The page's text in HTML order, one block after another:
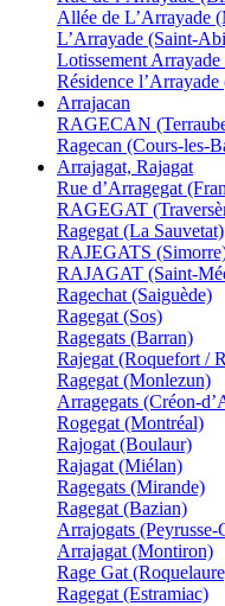
Allée de L’Arrayade
L’Arrayade (Saint-
Lotissement
Résidence l’Arrayade
Arrajacan
RAGECAN
Ragecan (Cours-les-
Arrajagat, Rajagat
Rue d’Arragegat
RAGEGAT
Ragegat (La Sauvetat)
RAJEGATS
RAJAGAT (Saint-
Ragechat (Saiguède)
Ragegat (Sos)
Ragegats (Barran)
Rajegat (Roquefort /
Ragegat (Monlezun)
Arragegats (Créon-
Rogegat (Montréal)
Rajogat (Boulaur)
Rajagat (Miélan)
Ragegats (Mirande)
Ragegat (Bazian)
Arrajogats (Peyrusse-
Arrajagat (Montiron)
Rage Gat
Ragegat (Estramiac)